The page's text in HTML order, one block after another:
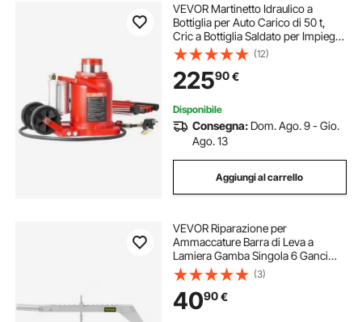
VEVOR Martinetto Idraulico a
Bottiglia per Auto Carico di 50 t,
Cric a Bottiglia Saldato per Impieghi
Gravosi Pneumatico o Manuale con
Pompa per SUV, Camion, Camper,
Riparazione Auto, Rosso
(12)
22590€
Disponibile
Consegna: Dom. Ago. 9 - Gio.
Ago. 13
Aggiungi al carrello
VEVOR Riparazione per
Ammaccature Barra di Leva a
Lamiera Gamba Singola 6 Ganci
Estrattore per Ammaccature
Strumento per riparare
ammaccature
(3)
4090€